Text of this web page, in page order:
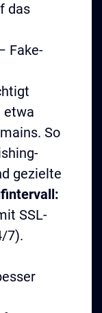
das
Fake-
etwa
So
gezielte
SSL-
7).